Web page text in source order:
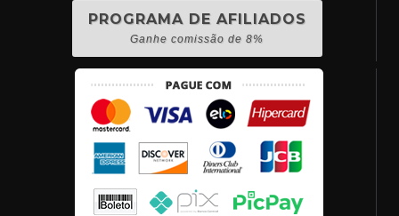
PROGRAMA DE AFILIADOS
Ganhe comissão de 8%